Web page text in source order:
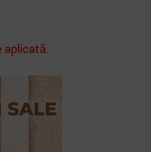
aplicată.